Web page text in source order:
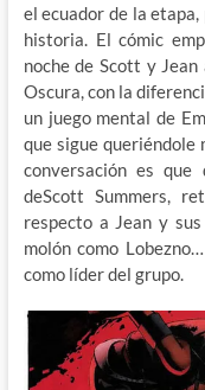
el ecuador de la
historia. El cómic
noche de Scott y
Oscura, con la
un juego mental de
que sigue queriéndole
conversación es
deScott Summers,
respecto a Jean y
molón como
como líder del grupo.